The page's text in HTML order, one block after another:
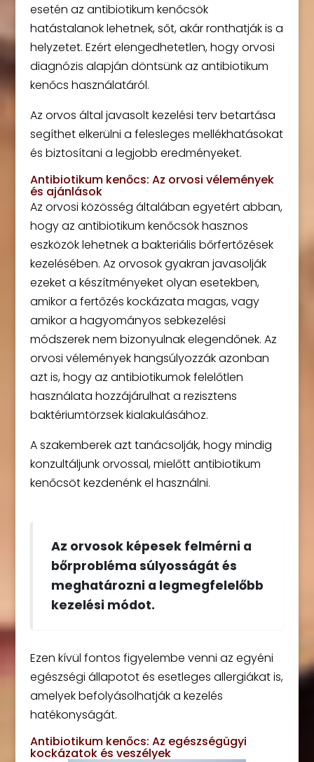
esetén az antibiotikum kenőcsök
hatástalanok lehetnek, sőt, akár ronthatják is a
helyzetet. Ezért elengedhetetlen, hogy orvosi
diagnózis alapján döntsünk az antibiotikum
kenőcs használatáról.
Az orvos által javasolt kezelési terv betartása
segíthet elkerülni a felesleges mellékhatásokat
és biztosítani a legjobb eredményeket.
Antibiotikum kenőcs: Az orvosi vélemények
és ajánlások
Az orvosi közösség általában egyetért abban,
hogy az antibiotikum kenőcsök hasznos
eszközök lehetnek a bakteriális bőrfertőzések
kezelésében. Az orvosok gyakran javasolják
ezeket a készítményeket olyan esetekben,
amikor a fertőzés kockázata magas, vagy
amikor a hagyományos sebkezelési
módszerek nem bizonyulnak elegendőnek. Az
orvosi vélemények hangsúlyozzák azonban
azt is, hogy az antibiotikumok felelőtlen
használata hozzájárulhat a rezisztens
baktériumtörzsek kialakulásához.
A szakemberek azt tanácsolják, hogy mindig
konzultáljunk orvossal, mielőtt antibiotikum
kenőcsöt kezdenénk el használni.
Az orvosok képesek felmérni a
bőrprobléma súlyosságát és
meghatározni a legmegfelelőbb
kezelési módot.
Ezen kívül fontos figyelembe venni az egyéni
egészségi állapotot és esetleges allergiákat is,
amelyek befolyásolhatják a kezelés
hatékonyságát.
Antibiotikum kenőcs: Az egészségügyi
kockázatok és veszélyek